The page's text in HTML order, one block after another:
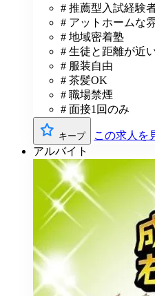
# 推薦型入試経験
# アットホームな
# 地域密着塾
# 生徒と距離が近
# 服装自由
# 茶髪OK
# 職場禁煙
# 面接1回のみ
キープ この求人を
アルバイト